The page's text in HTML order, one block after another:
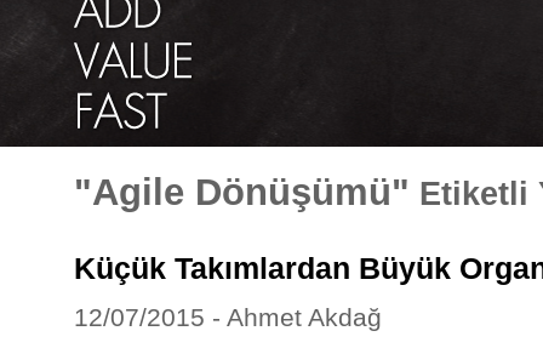
"Agile Dönüşümü" Etiketli
Küçük Takımlardan Büyük
12/07/2015 - Ahmet Akdağ